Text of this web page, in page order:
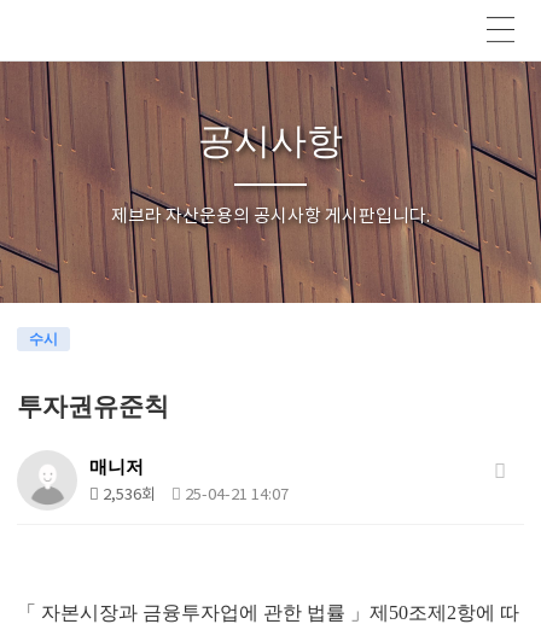
공시사항
제브라 자산운용의 공시사항 게시판입니다.
수시
투자권유준칙
매니저
2,536회 25-04-21 14:07
「 자본시장과 금융투자업에 관한 법률 」제50조제2항에 따